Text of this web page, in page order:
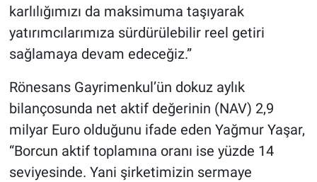
karlılığımızı da maksimuma taşıyarak
yatırımcılarımıza sürdürülebilir reel getiri
sağlamaya devam edeceğiz.”
Rönesans Gayrimenkul’ün dokuz aylık
bilançosunda net aktif değerinin (NAV) 2,9
milyar Euro olduğunu ifade eden Yağmur Yaşar,
“Borcun aktif toplamına oranı ise yüzde 14
seviyesinde. Yani şirketimizin sermaye